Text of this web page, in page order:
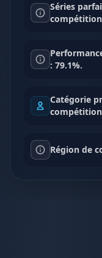
Séries
: 79.1%.
Catégorie
Région de